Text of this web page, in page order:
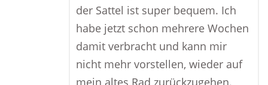
der Sattel ist super bequem. Ich
habe jetzt schon mehrere Wochen
damit verbracht und kann mir
nicht mehr vorstellen, wieder auf
mein altes Rad zurückzugehen.